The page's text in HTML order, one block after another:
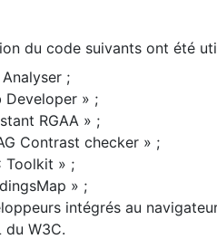
du code suivants ont été
;
Developer » ;
RGAA » ;
Contrast checker » ;
Toolkit » ;
» ;
intégrés au
du W3C.